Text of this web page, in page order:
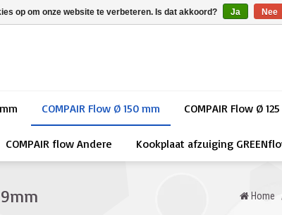
COMPAIR Flow Ø 150 mm COMPAIR Flow Ø
COMPAIR flow Andere Kookplaat afzuiging
Home
op om onze website te verbeteren. Is dat akkoord? Ja Nee